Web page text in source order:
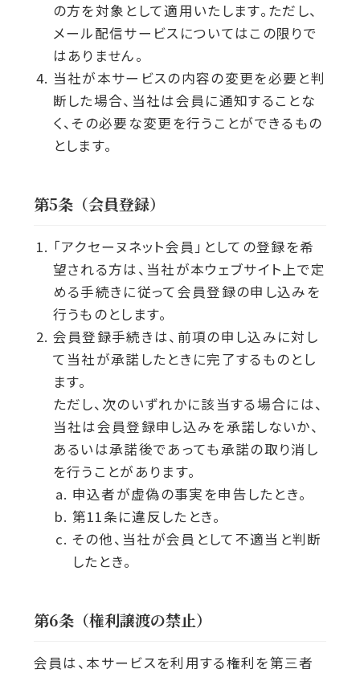
の方を対象として適用いたします。ただし、
メール配信サービスについてはこの限りで
はありません。
当社が本サービスの内容の変更を必要と判
断した場合、当社は会員に通知することな
く、その必要な変更を行うことができるもの
とします。
第5条（会員登録）
「アクセーヌネット会員」としての登録を希
望される方は、当社が本ウェブサイト上で定
める手続きに従って会員登録の申し込みを
行うものとします。
会員登録手続きは、前項の申し込みに対し
て当社が承諾したときに完了するものとし
ます。
ただし、次のいずれかに該当する場合には、
当社は会員登録申し込みを承諾しないか、
あるいは承諾後であっても承諾の取り消し
を行うことがあります。
申込者が虚偽の事実を申告したとき。
第11条に違反したとき。
その他、当社が会員として不適当と判断
したとき。
第6条（権利譲渡の禁止）
会員は、本サービスを利用する権利を第三者